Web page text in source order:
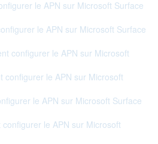
le APN sur Microsoft Surface
le APN sur Microsoft Surface
configurer le APN sur Microsoft
configurer le APN sur Microsoft
le APN sur Microsoft Surface
le APN sur Microsoft